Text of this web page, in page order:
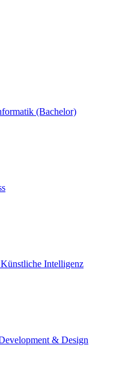
(Bachelor)
Intelligenz
& Design